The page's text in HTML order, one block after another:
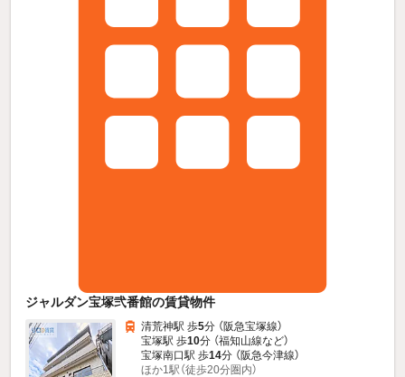
ジャルダン宝塚弐番館の賃貸物件
清荒神駅 歩5分 （阪急宝塚線）
宝塚駅 歩10分 （福知山線など）
宝塚南口駅 歩14分 （阪急今津線）
ほか1駅（徒歩20分圏内）